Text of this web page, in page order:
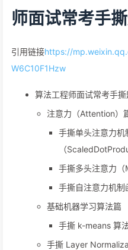
师面试常考手
引用链接https://
W6C10F1Hzw
算法工程师面试常考手撕
注意力（Attention）
手撕单头注意力机
（
手撕多头注意力（
手撕自注意力机制
基础机器学习算法篇
手撕 k-means 算
手撕 Layer